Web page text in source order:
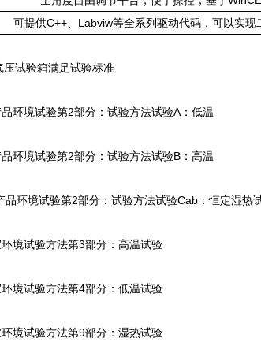
可提供C++、Labviw等全系列驱动代码，可以实现
试验箱满足试验标准
环境试验第2部分：试验方法试验A：低温
环境试验第2部分：试验方法试验B：高温
环境试验第2部分：试验方法试验Cab：恒定湿热
境试验方法第3部分：高温试验
境试验方法第4部分：低温试验
境试验方法第9部分：湿热试验